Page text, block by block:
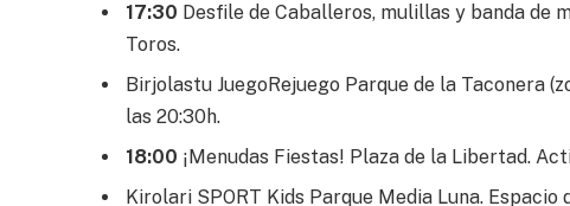
17:30 Desfile de Caballeros, mulillas y banda de
Toros.
Birjolastu JuegoRejuego Parque de la Taconera
las 20:30h.
18:00 ¡Menudas Fiestas! Plaza de la Libertad.
Kirolari SPORT Kids Parque Media Luna.